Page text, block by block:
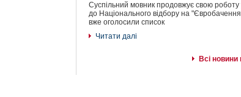
Суспільний мовник продовжує свою роботу
до Національного відбору на
вже оголосили список
Читати далі
Всі новини